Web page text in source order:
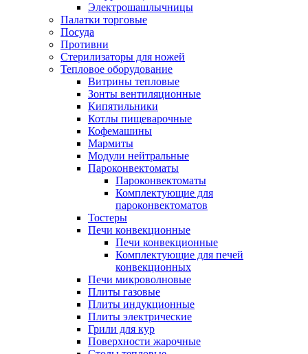
Электрошашлычницы
Палатки торговые
Посуда
Противни
Стерилизаторы для ножей
Тепловое оборудование
Витрины тепловые
Зонты вентиляционные
Кипятильники
Котлы пищеварочные
Кофемашины
Мармиты
Модули нейтральные
Пароконвектоматы
Пароконвектоматы
Комплектующие для
пароконвектоматов
Тостеры
Печи конвекционные
Печи конвекционные
Комплектующие для печей
конвекционных
Печи микроволновые
Плиты газовые
Плиты индукционные
Плиты электрические
Грили для кур
Поверхности жарочные